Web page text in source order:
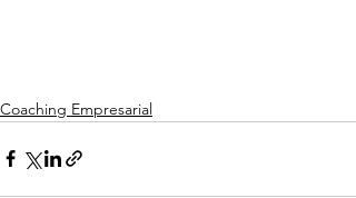
Coaching Empresarial